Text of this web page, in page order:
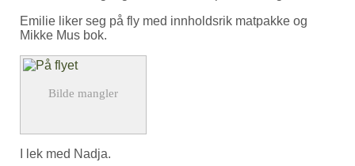
Emilie liker seg på fly med innholdsrik matpakke og
Mikke Mus bok.
I lek med Nadja.